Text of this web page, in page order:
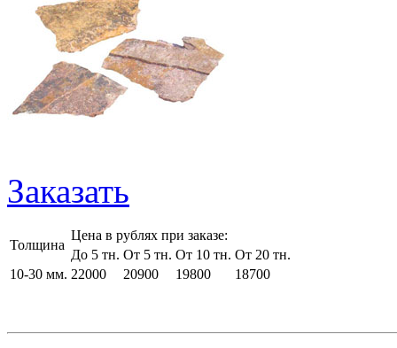
Заказать
Толщина
Цена в рублях при заказе:
До 5 тн. От 5 тн. От 10 тн. От 20 тн.
10-30 мм. 22000 20900 19800 18700